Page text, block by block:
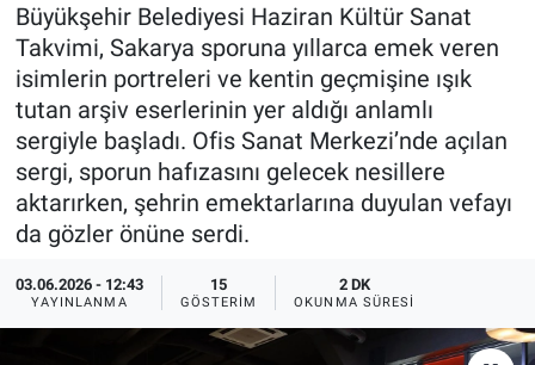
Büyükşehir Belediyesi Haziran Kültür Sanat
Takvimi, Sakarya sporuna yıllarca emek veren
isimlerin portreleri ve kentin geçmişine ışık
tutan arşiv eserlerinin yer aldığı anlamlı
sergiyle başladı. Ofis Sanat Merkezi’nde açılan
sergi, sporun hafızasını gelecek nesillere
aktarırken, şehrin emektarlarına duyulan vefayı
da gözler önüne serdi.
03.06.2026 - 12:43
YAYINLANMA
15
GÖSTERIM
2 DK
OKUNMA SÜRESI